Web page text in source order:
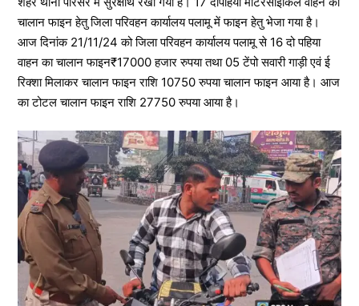
चालान फाइन हेतु जिला परिवहन कार्यालय पलामू में फाइन हेतु भेजा गया है।
आज दिनांक 21/11/24 को जिला परिवहन कार्यालय पलामू से 16 दो पहिया
वाहन का चालान फाइन₹17000 हजार रुपया तथा 05 टेंपो सवारी गाड़ी एवं ई
रिक्शा मिलाकर चालान फाइन राशि 10750 रुपया चालान फाइन आया है। आज
का टोटल चालान फाइन राशि 27750 रुपया आया है।